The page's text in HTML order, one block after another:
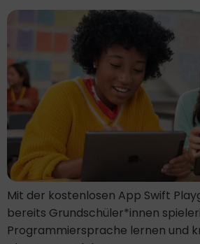
Mit der kostenlosen App Swift
bereits Grundschüler*innen
Programmiersprache lernen und